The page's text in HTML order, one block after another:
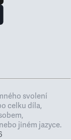
svolení
celku díla,
jiném jazyce.